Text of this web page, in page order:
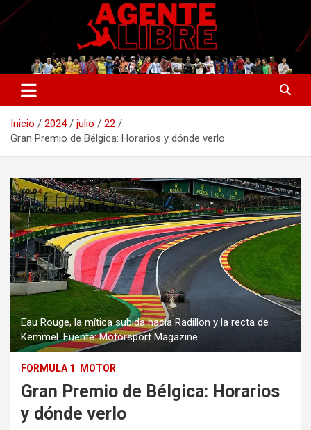
Saltar
al
Agente Libre Digital
La nueva generación del periodismo deportivo.
Inicio 2024 julio
22
Gran Premio de Bélgica: Horarios y dónde verlo
Eau Rouge, la mítica subida hacia Radillon y la recta de
Kemmel. Fuente: Motorsport Magazine
FORMULA 1 MOTOR
Gran Premio de Bélgica: Horarios
y dónde verlo